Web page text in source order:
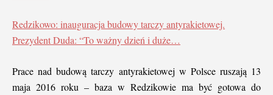
Redzikowo: inauguracja budowy tarczy antyrakietowej.
Prezydent Duda: “To ważny dzień i duże…
Prace nad budową tarczy antyrakietowej w Polsce ruszają 13
maja 2016 roku – baza w Redzikowie ma być gotowa do